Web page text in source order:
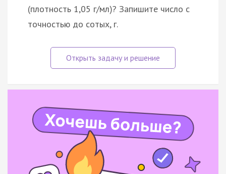
(плотность 1,05 г/мл)? Запишите число с
точностью до сотых, г.